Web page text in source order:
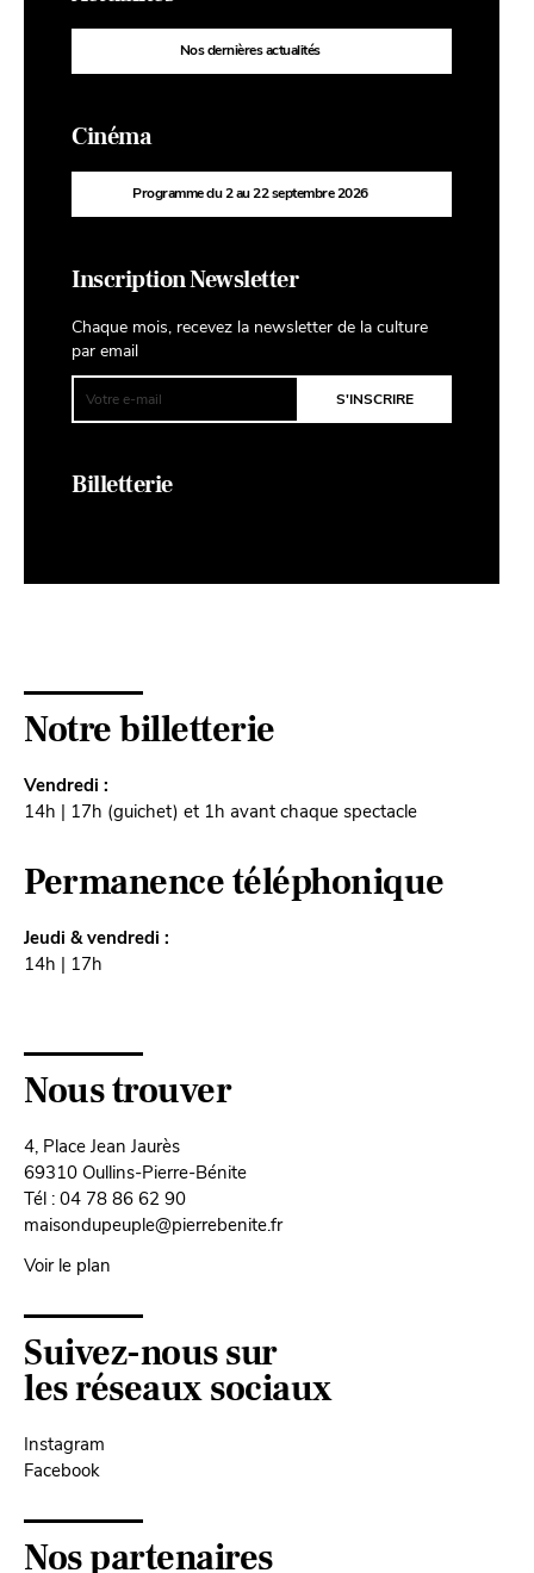
Nos dernières actualités
Cinéma
Programme du 2 au 22 septembre 2026
Inscription Newsletter
Chaque mois, recevez la newsletter de la culture
par email
Billetterie
Notre billetterie
Vendredi :
14h | 17h (guichet) et 1h avant chaque spectacle
Permanence téléphonique
Jeudi & vendredi :
14h | 17h
Nous trouver
4, Place Jean Jaurès
69310 Oullins-Pierre-Bénite
Tél : 04 78 86 62 90
maisondupeuple@pierrebenite.fr
Voir le plan
Suivez-nous sur
les réseaux sociaux
Instagram
Facebook
Nos partenaires